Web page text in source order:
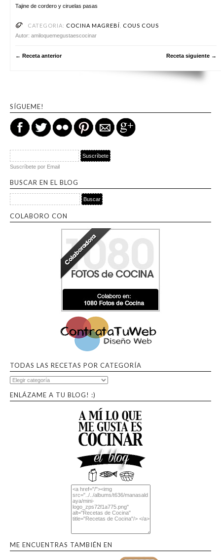
Tajine de cordero y ciruelas pasas
CATEGORIA: COCINA MAGREBÍ COUS COUS
Autor: amiloquemegustaescocinar
← Receta anterior Receta siguiente →
SÍGUEME!
Suscríbete por Email
BUSCAR EN EL BLOG
Buscar por:
COLABORO CON
TODAS LAS RECETAS POR CATEGORÍA
ENLÁZAME A TU BLOG! :)
ME ENCUENTRAS TAMBIÉN EN